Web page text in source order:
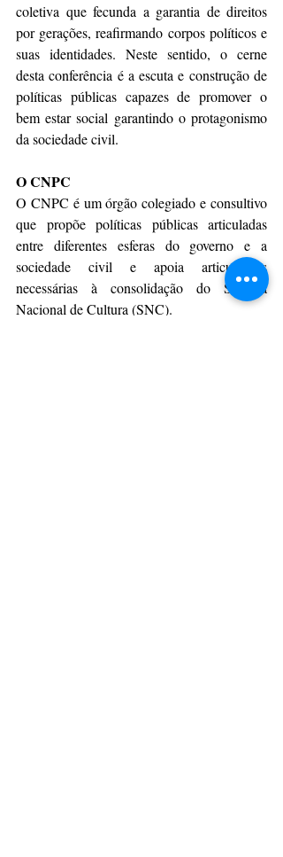
coletiva que fecunda a garantia de direitos
por gerações, reafirmando corpos políticos e
suas identidades. Neste sentido, o cerne
desta conferência é a escuta e construção de
políticas públicas capazes de promover o
bem estar social garantindo o protagonismo
da sociedade civil.
O CNPC
O CNPC é um órgão colegiado e consultivo
que propõe políticas públicas articuladas
entre diferentes esferas do governo e a
sociedade civil e apoia articulações
necessárias à consolidação do Sistema
Nacional de Cultura (SNC).